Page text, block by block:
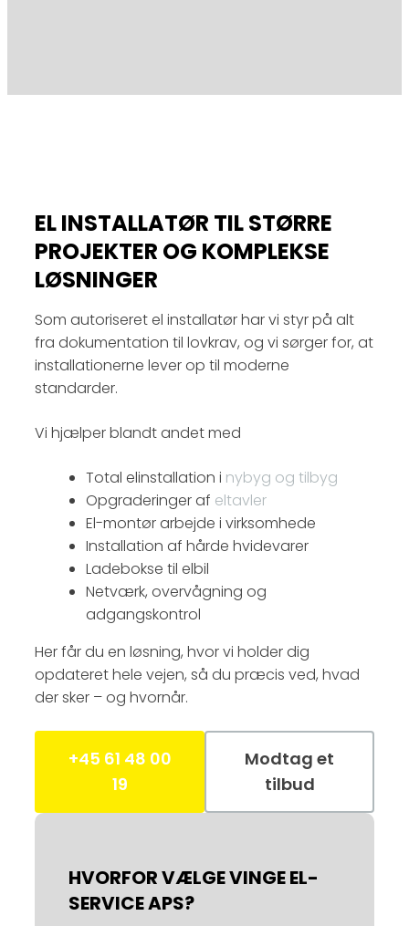
EL INSTALLATØR TIL STØRRE
PROJEKTER OG KOMPLEKSE
LØSNINGER
Som autoriseret el installatør har vi styr på alt
fra dokumentation til lovkrav, og vi sørger for, at
installationerne lever op til moderne
standarder.
Vi hjælper blandt andet med
Total elinstallation i nybyg og tilbyg
Opgraderinger af eltavler
El-montør arbejde i virksomhede
Installation af hårde hvidevarer
Ladebokse til elbil
Netværk, overvågning og
adgangskontrol
Her får du en løsning, hvor vi holder dig
opdateret hele vejen, så du præcis ved, hvad
der sker – og hvornår.
+45 61 48 00
19
Modtag et
tilbud
HVORFOR VÆLGEVINGE EL-
SERVICE APS?